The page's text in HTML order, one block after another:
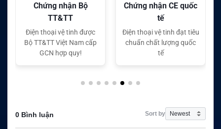
Chứng nhận CE quốc
tế
Điện thoại vệ tinh đạt tiêu
chuẩn chất lượng quốc
tế
Chứng nhận FC quốc
tế
Điện thoại vệ tinh đạt tiêu
chuẩn chất lượng quốc
tế
0 Bình luận Sort by